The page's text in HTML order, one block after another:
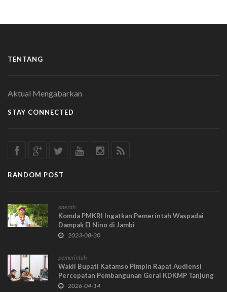
TENTANG
Aktual Mengabarkan
STAY CONNECTED
RANDOM POST
daerah
Komda PMKRI Ingatkan Pemerintah Waspadai
Dampak El Nino di Jambi
2023-08-30
pemerintah
Wakil Bupati Katamso Pimpin Rapat Audiensi
Percepatan Pembangunan Gerai KDKMP Tanjung
Jabung Barat
2026-04-14